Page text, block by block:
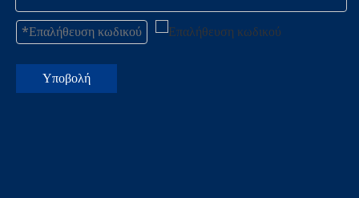
Υποβολή